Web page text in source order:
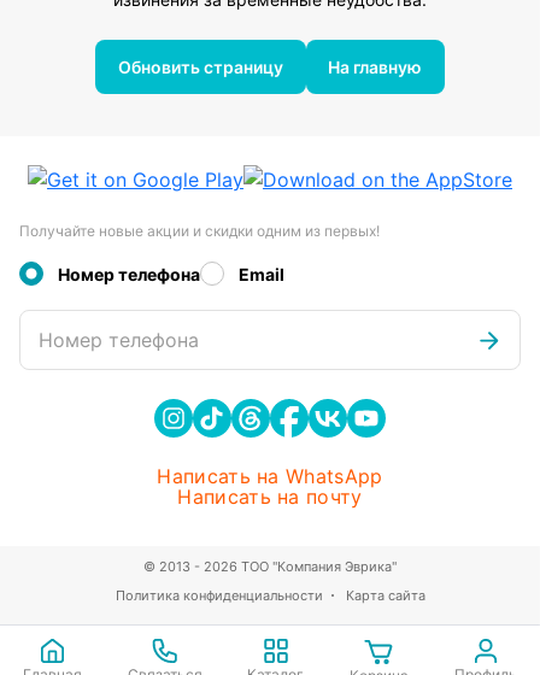
Обновить страницу На главную
Получайте новые акции и скидки одним из первых!
Номер телефона Email
Номер телефона
Написать на WhatsApp
Написать на почту
Политика конфиденциальности Карта сайта
© 2013 - 2026 ТОО "Компания Эврика"